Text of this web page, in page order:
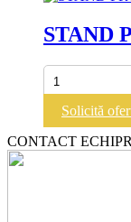
STAND
Cantitate
STAND
PROF/
12L
Solicită
CONTACT